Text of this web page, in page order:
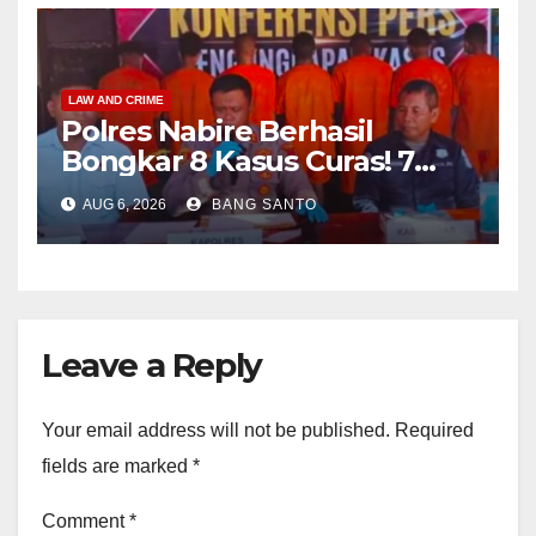
LAW AND CRIME
Polres Nabire Berhasil
Bongkar 8 Kasus Curas! 7
Pelaku Ditangkap, 62 Motor
Kembali Diamankan
AUG 6, 2026 BANG SANTO
Leave a Reply
Your email address will not be published. Required
fields are marked *
Comment*